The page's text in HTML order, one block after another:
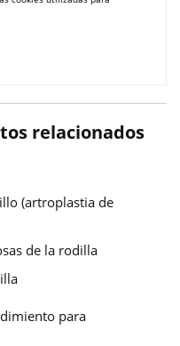
relacionados
(artroplastia de
de la rodilla
para